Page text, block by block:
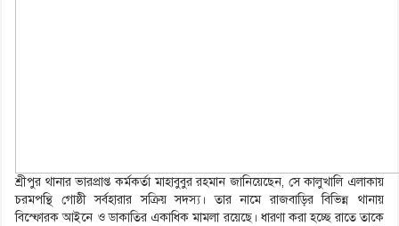
শ্রীপুর থানার ভারপ্রাপ্ত কর্মকর্তা মাহাবুবুর রহমান জানিয়েছেন, সে কালুখালি এলাকায়
চরমপন্থি গোষ্ঠী সর্বহারার সক্রিয় সদস্য। তার নামে রাজবাড়ির বিভিন্ন থানায়
বিস্ফোরক আইনে ও ডাকাতির একাধিক মামলা রয়েছে। ধারণা করা হচ্ছে রাতে তাকে